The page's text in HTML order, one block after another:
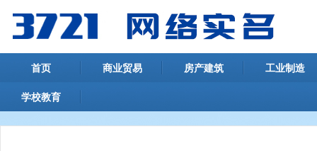
首页 商业贸易 房产建筑 工业制造
学校教育